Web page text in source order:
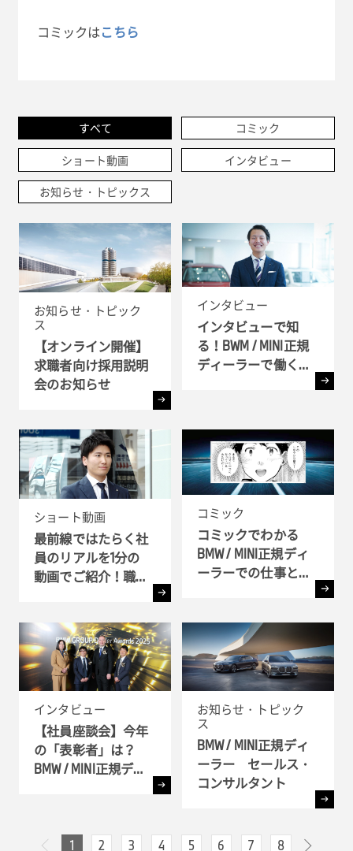
コミックはこちら
すべて コミック
ショート動画 インタビュー
お知らせ・トピックス
お知らせ・トピック
ス
【オンライン開催】
求職者向け採用説明
会のお知らせ
インタビュー
インタビューで知
る！BWM / MINI正規
ディーラーで働く理
ショート動画
最前線ではたらく社
員のリアルを1分の
動画でご紹介！職種
コミック
コミックでわかる
BMW / MINI正規ディ
ーラーでの仕事とキ
インタビュー
【社員座談会】今年
の「表彰者」は？
BMW / MINI正規ディ
お知らせ・トピック
ス
BMW / MINI正規ディ
ーラー セールス・
コンサルタント
1 2 3 4 5 6 7 8